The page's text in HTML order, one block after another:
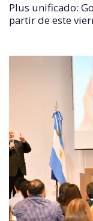
Plus unificado:
partir de este